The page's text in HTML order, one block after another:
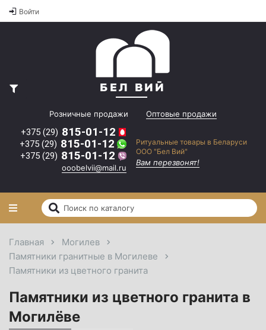
Войти
Розничные продажи Оптовые продажи
+375 (29) 815-01-12
+375 (29) 815-01-12
+375 (29) 815-01-12
ooobelvii@mail.ru
Ритуальные товары в Беларуси
ООО "Бел Вий"
Вам перезвонят!
Оптовые
цены на
Главная
Могилев
Памятники гранитные в Могилеве
Памятники из цветного гранита
Памятники из цветного гранита в
Могилёве